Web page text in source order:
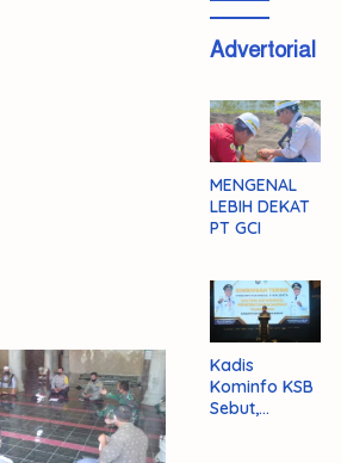
Advertorial
MENGENAL
LEBIH DEKAT
PT GCI
Kadis
Kominfo KSB
Sebut,